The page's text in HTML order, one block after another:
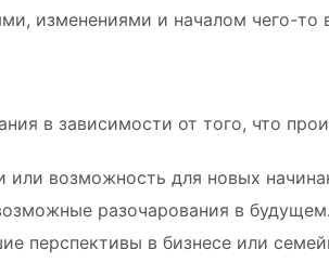
изменениями и началом чего-то
в зависимости от того, что
или возможность для новых
разочарования в будущем.
перспективы в бизнесе или